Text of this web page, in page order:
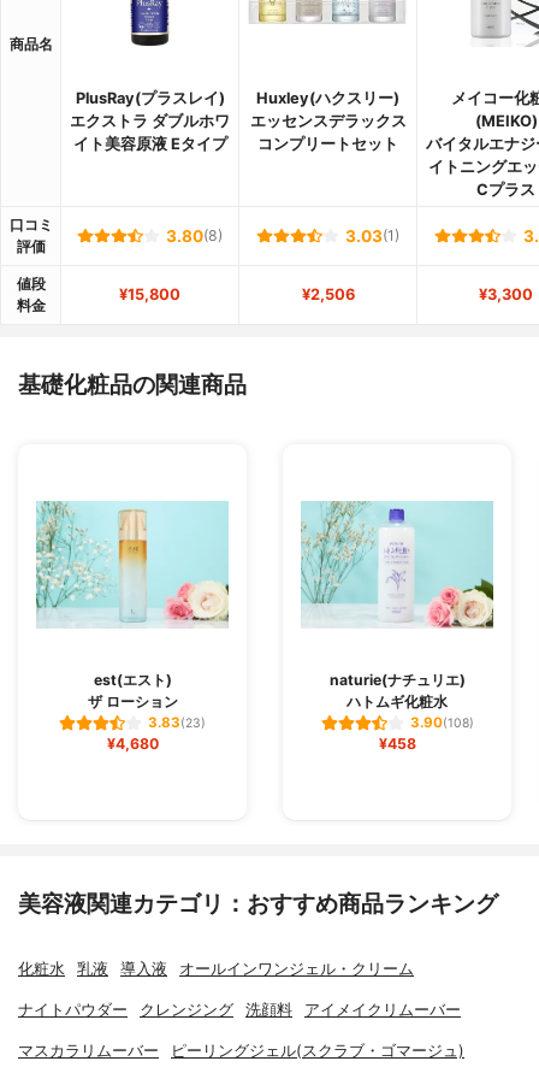
商品名
PlusRay(プラスレイ)
エクストラ ダブルホワ
イト美容原液 Eタイプ
Huxley(ハクスリー)
エッセンスデラックス
コンプリートセット
メイコー化
(MEIKO)
バイタルエナジ
イトニングエ
Cプラス
口コミ
評価
3.80(8) 3.03(1)
値段
料金
¥15,800 ¥2,506 ¥3,300
基礎化粧品の関連商品
est(エスト)
ザ ローション
3.83(23)
¥4,680
naturie(ナチュリエ)
ハトムギ化粧水
3.90(108)
¥458
美容液関連カテゴリ：おすすめ商品ランキング
化粧水 乳液 導入液 オールインワンジェル・クリーム
ナイトパウダー クレンジング 洗顔料 アイメイクリムーバー
マスカラリムーバー ピーリングジェル(スクラブ・ゴマージュ)